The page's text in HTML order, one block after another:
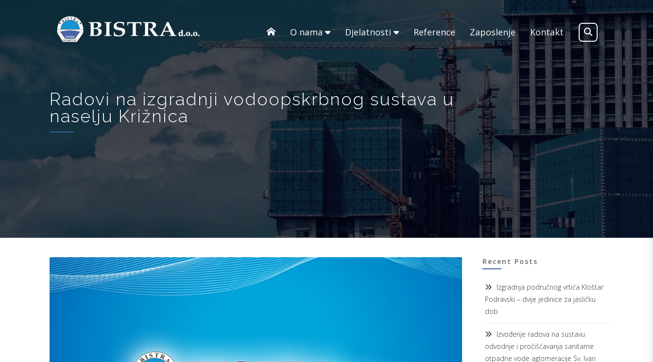
O nama Djelatnosti Reference Zaposlenje Kontakt
Radovi na izgradnji vodoopskrbnog sustava u
naselju Križnica
Recent Posts
Izgradnja područnog vrtića Kloštar
Podravski – dvije jedinice za jasličku
dob
Izvođenje radova na sustavu
odvodnje i pročišćavanja sanitarne
otpadne vode aglomeracije Sv. Ivan